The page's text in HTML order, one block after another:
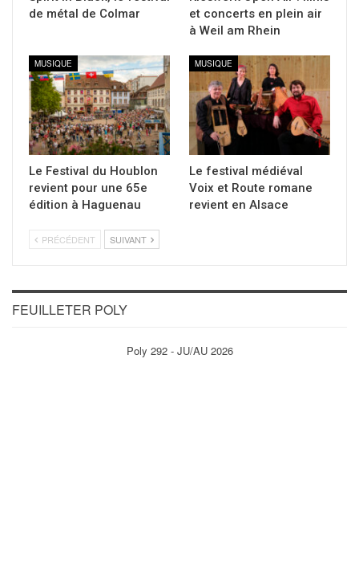
de métal de Colmar
et concerts en plein air
à Weil am Rhein
MUSIQUE
Le Festival du Houblon
revient pour une 65e
édition à Haguenau
MUSIQUE
Le festival médiéval
Voix et Route romane
revient en Alsace
PRÉCÉDENT SUIVANT
FEUILLETER POLY
Poly 292 - JU/AU 2026